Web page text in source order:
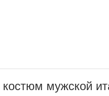
мужской